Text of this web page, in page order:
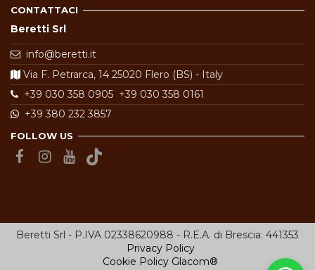
CONTATTACI
Beretti Srl
info@beretti.it
Via F. Petrarca, 14 25020 Flero (BS) - Italy
+39 030 358 0905 +39 030 358 0161
+39 380 232 3857
FOLLOW US
Beretti Srl - P.IVA 02338620988 - R.E.A. di Brescia: 441353
Privacy Policy
Cookie Policy Glacom®